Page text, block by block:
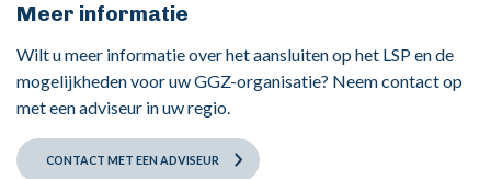
Meer informatie
Wilt u meer informatie over het aansluiten op het LSP en de
mogelijkheden voor uw GGZ-organisatie? Neem contact op
met een adviseur in uw regio.
CONTACT MET EEN ADVISEUR